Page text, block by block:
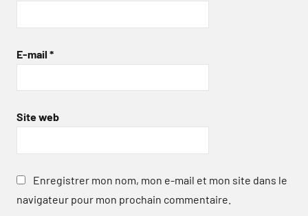
E-mail *
Site web
Enregistrer mon nom, mon e-mail et mon site dans le
navigateur pour mon prochain commentaire.